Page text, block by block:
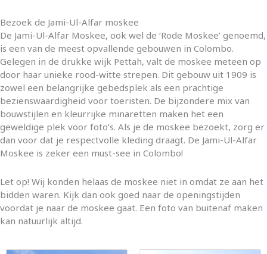
Bezoek de Jami-Ul-Alfar moskee
De Jami-Ul-Alfar Moskee, ook wel de ‘Rode Moskee’ genoemd,
is een van de meest opvallende gebouwen in Colombo.
Gelegen in de drukke wijk Pettah, valt de moskee meteen op
door haar unieke rood-witte strepen. Dit gebouw uit 1909 is
zowel een belangrijke gebedsplek als een prachtige
bezienswaardigheid voor toeristen. De bijzondere mix van
bouwstijlen en kleurrijke minaretten maken het een
geweldige plek voor foto’s. Als je de moskee bezoekt, zorg er
dan voor dat je respectvolle kleding draagt. De Jami-Ul-Alfar
Moskee is zeker een must-see in Colombo!
Let op! Wij konden helaas de moskee niet in omdat ze aan het
bidden waren. Kijk dan ook goed naar de openingstijden
voordat je naar de moskee gaat. Een foto van buitenaf maken
kan natuurlijk altijd.